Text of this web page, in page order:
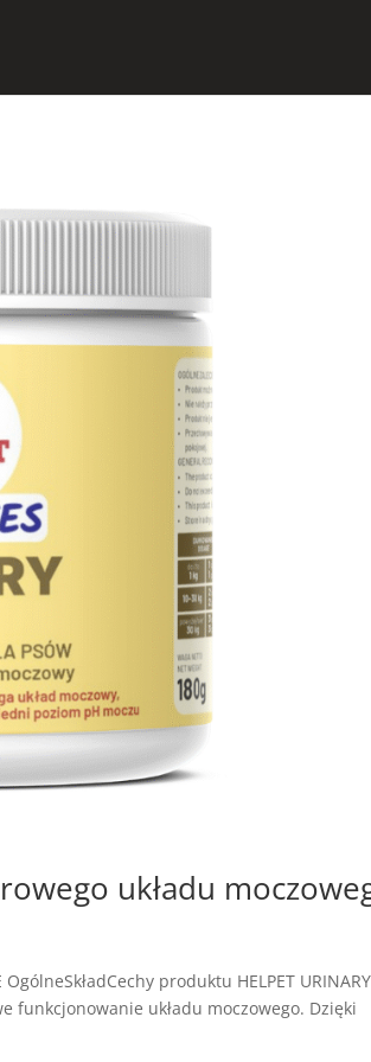
układu
produktu HELPET URINARY
funkcjonowanie układu moczowego. Dzięki